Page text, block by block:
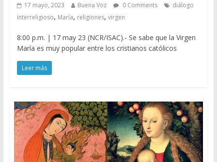
17 mayo, 2023 Buena Voz 0 Comments
diálogo
interreligioso, María, religiones, virgen
8:00 p.m. | 17 may 23 (NCR/ISAC).- Se sabe que la Virgen
María es muy popular entre los cristianos católicos
Leer más